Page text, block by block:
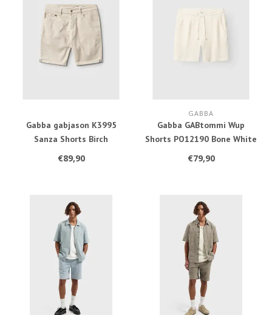
Gabba gabjason K3995
Sanza Shorts Birch
€89,90
GABBA
Gabba GABtommi Wup
Shorts PO12190 Bone White
€79,90